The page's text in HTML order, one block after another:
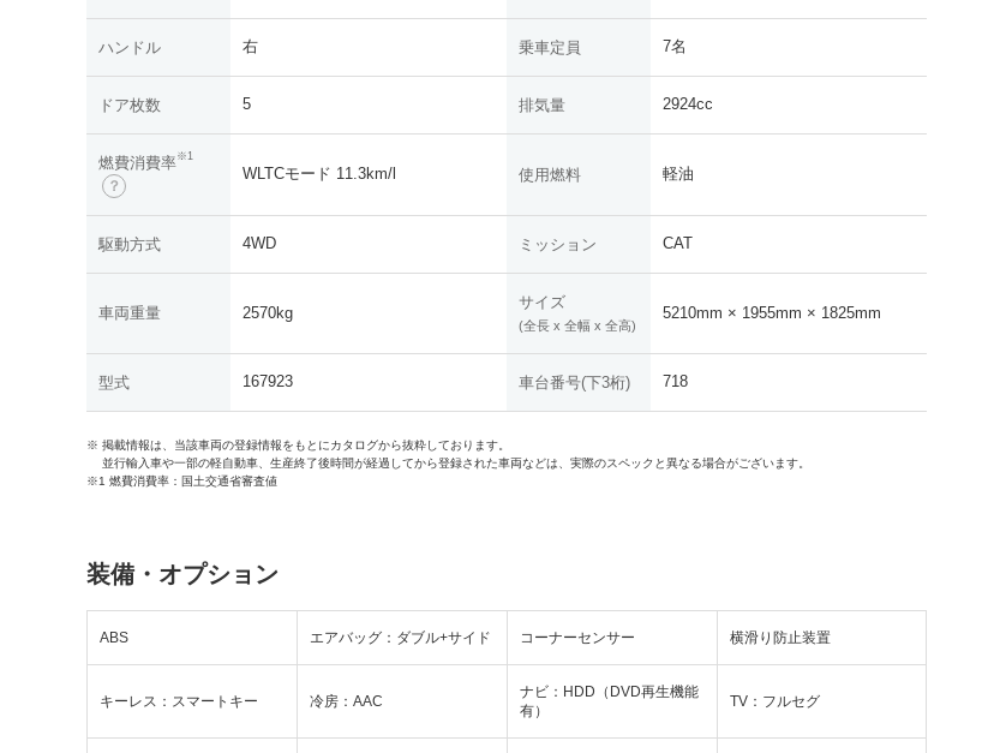
ハンドル 右 乗車定員 7名
ドア枚数 5 排気量 2924cc
燃費消費率※1
？
WLTCモード 11.3km/l 使用燃料 軽油
駆動方式 4WD ミッション CAT
車両重量 2570kg
サイズ
(全長 x 全幅 x 全高)
5210mm × 1955mm × 1825mm
型式 167923 車台番号(下3桁) 718
※ 掲載情報は、当該車両の登録情報をもとにカタログから抜粋しております。
並行輸入車や一部の軽自動車、生産終了後時間が経過してから登録された車両などは、実際のスペックと異なる場合がございます。
※1 燃費消費率：国土交通省審査値
装備・オプション
ABS エアバッグ：ダブル+サイド コーナーセンサー 横滑り防止装置
キーレス：スマートキー 冷房：AAC
ナビ：HDD（DVD再生機能
有）
TV：フルセグ